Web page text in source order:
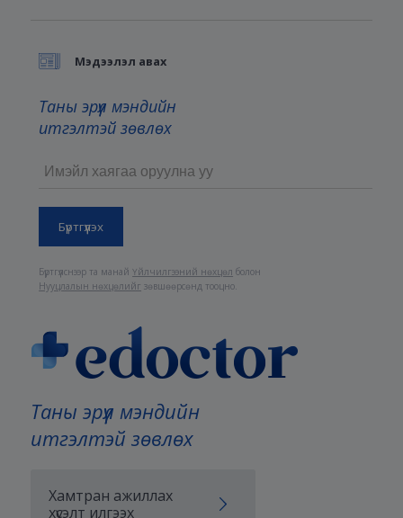
Таны эрүүл мэндийн
итгэлтэй зөвлөх
Хамтран ажиллах
хүсэлт илгээх
Мэдээлэл авах
Таны эрүүл мэндийн
итгэлтэй зөвлөх
Бүртгүүлснээр та манайҮйлчилгээний нөхцөл болон
Нууцлалын нөхцөлийг зөвшөөрсөнд тооцно.